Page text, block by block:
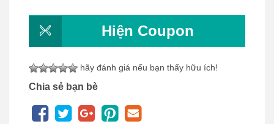
Hiện Coupon
hãy đánh giá nếu bạn thấy hữu ích!
Chia sẻ bạn bè